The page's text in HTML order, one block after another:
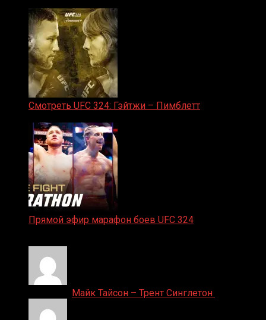
Смотреть UFC 324: Гэйтжи – Пимблетт
Прямой эфир марафон боев UFC 324
Майк Тайсон – Трент Синглетон